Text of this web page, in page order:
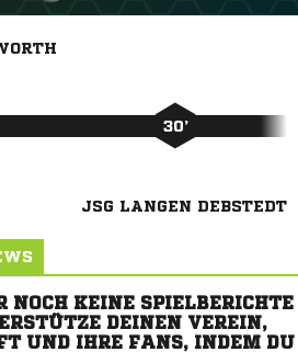
30’
JSG LANGEN DEBSTEDT
NOCH KEINE SPIELBERICHTE
DEINEN VEREIN,
UND IHRE FANS, INDEM DU